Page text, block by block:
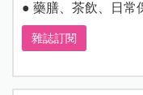
● 藥膳、茶飲、日常
雜誌訂閱